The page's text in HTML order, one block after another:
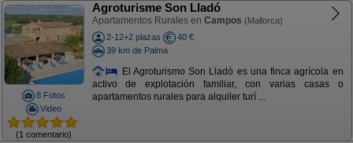
8 Fotos
Video
(1 comentario)
Agroturisme Son Lladó
Apartamentos Rurales en Campos (Mallorca)
2-12+2 plazas
40 €
39 km de Palma
El Agroturismo Son Lladó es una finca agrícola en
activo de explotación familiar, con varias casas o
apartamentos rurales para alquiler turí ...